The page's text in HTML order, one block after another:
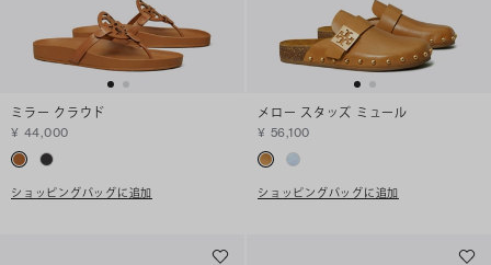
ミラー クラウド
¥ 44,000
ショッピングバッグに追加
メロー スタッズ ミュール
¥ 56,100
ショッピングバッグに追加